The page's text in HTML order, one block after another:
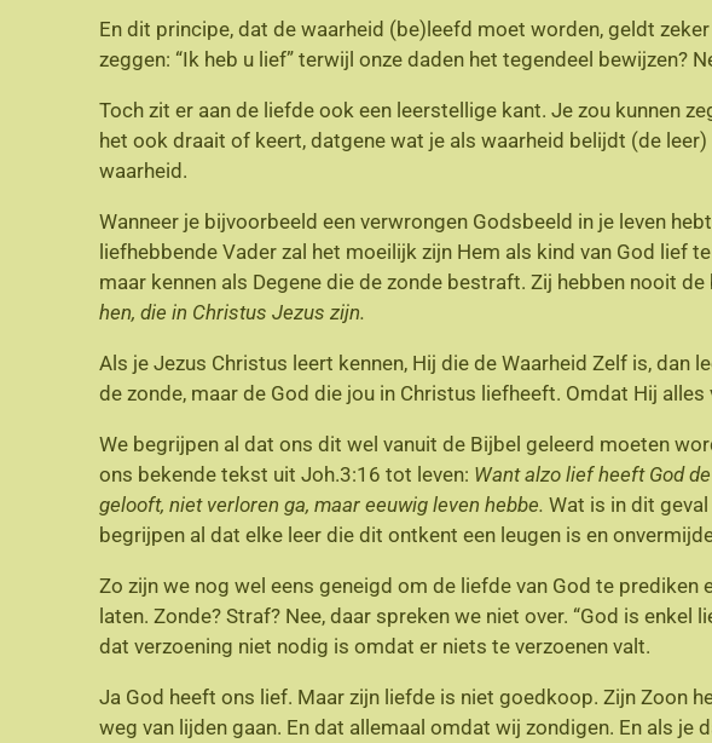
En dit principe, dat de waarheid (be)leefd moet worden, geldt
zeggen: “Ik heb u lief” terwijl onze daden het tegendeel bewijzen?
Toch zit er aan de liefde ook een leerstellige kant. Je zou kunnen
het ook draait of keert, datgene wat je als waarheid belijdt (de
waarheid.
Wanneer je bijvoorbeeld een verwrongen Godsbeeld in je leven
liefhebbende Vader zal het moeilijk zijn Hem als kind van God lief
maar kennen als Degene die de zonde bestraft. Zij hebben nooit
hen, die in Christus Jezus zijn.
Als je Jezus Christus leert kennen, Hij die de Waarheid Zelf is, dan
de zonde, maar de God die jou in Christus liefheeft. Omdat Hij
We begrijpen al dat ons dit wel vanuit de Bijbel geleerd moeten
ons bekende tekst uit Joh.3:16 tot leven: Want alzo lief heeft God
gelooft, niet verloren ga, maar eeuwig leven hebbe. Wat is in dit
begrijpen al dat elke leer die dit ontkent een leugen is en
Zo zijn we nog wel eens geneigd om de liefde van God te
laten. Zonde? Straf? Nee, daar spreken we niet over. “God is
dat verzoening niet nodig is omdat er niets te verzoenen valt.
Ja God heeft ons lief. Maar zijn liefde is niet goedkoop. Zijn Zoon
weg van lijden gaan. En dat allemaal omdat wij zondigen. En als